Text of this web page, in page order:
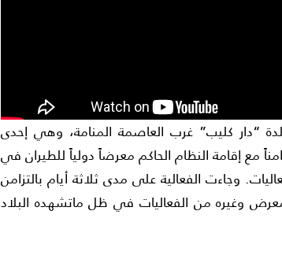
“دار كليب” غرب العاصمة المنامة، وهي إحدى
الثوري لائتلاف شباب 14 فبراير تزامناً مع إقامة النظام الحاكم معرضاً دولياً للطيران في
وجاءت الفعالية على مدى ثلاثة أيام بالتزامن
وغيره من الفعاليات في ظل ماتشهده البلاد